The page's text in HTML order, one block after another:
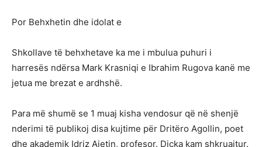
Por Behxhetin dhe idolat e
Shkollave të behxhetave ka me i mbulua puhuri i
harresës ndërsa Mark Krasniqi e Ibrahim Rugova kanë me
jetua me brezat e ardhshë.
Para më shumë se 1 muaj kisha vendosur që në shenjë
nderimi të publikoj disa kujtime për Dritëro Agollin, poet
dhe akademik Idriz Ajetin, profesor. Diçka kam shkruajtur.